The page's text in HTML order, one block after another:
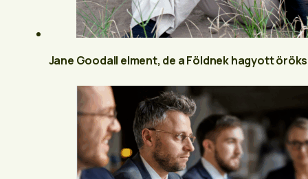
Jane Goodall elment, de a Földnek hagyott